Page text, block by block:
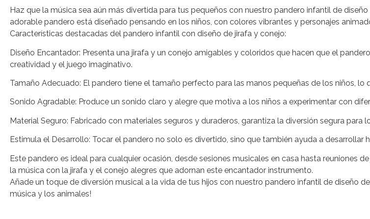
Haz que la música sea aún más divertida para tus pequeños con nuestro pandero infantil de
adorable pandero está diseñado pensando en los niños, con colores vibrantes y personajes
Características destacadas del pandero infantil con diseño de jirafa y conejo:
Diseño Encantador: Presenta una jirafa y un conejo amigables y coloridos que hacen que el
creatividad y el juego imaginativo.
Tamaño Adecuado: El pandero tiene el tamaño perfecto para las manos pequeñas de los niños,
Sonido Agradable: Produce un sonido claro y alegre que motiva a los niños a experimentar con
Material Seguro: Fabricado con materiales seguros y duraderos, garantiza la diversión segura para
Estimula el Desarrollo: Tocar el pandero no solo es divertido, sino que también ayuda a
Este pandero es ideal para cualquier ocasión, desde sesiones musicales en casa hasta
la música con la jirafa y el conejo alegres que adornan este encantador instrumento.
Añade un toque de diversión musical a la vida de tus hijos con nuestro pandero infantil de diseño
música y los animales!